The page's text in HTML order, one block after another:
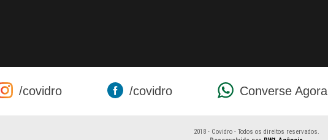
/covidro /covidro Converse Agora
2018 - Covidro - Todos os direitos reservados.